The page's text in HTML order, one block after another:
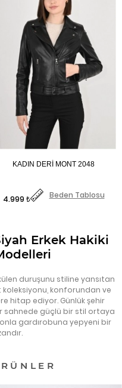
4.999 ₺
Beden Tablosu
Erkek Hakiki
duruşunu stiline yansıtan
koleksiyonu, konforundan ve
hitap ediyor. Günlük şehir
sahnede güçlü bir stil ortaya
gardırobuna yepyeni bir